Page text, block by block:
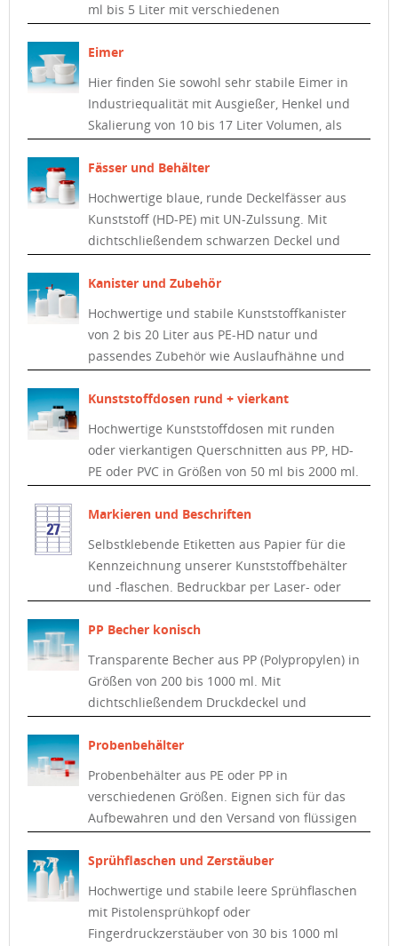
ml bis 5 Liter mit verschiedenen
Eimer
Hier finden Sie sowohl sehr stabile Eimer in
Industriequalität mit Ausgießer, Henkel und
Skalierung von 10 bis 17 Liter Volumen, als
verschiedenen Größen.
Fässer und Behälter
Hochwertige blaue, runde Deckelfässer aus
Kunststoff (HD-PE) mit UN-Zulssung. Mit
dichtschließendem schwarzen Deckel und
Kanister und Zubehör
Hochwertige und stabile Kunststoffkanister
von 2 bis 20 Liter aus PE-HD natur und
passendes Zubehör wie Auslaufhähne und
Kunststoffdosen rund + vierkant
Hochwertige Kunststoffdosen mit runden
oder vierkantigen Querschnitten aus PP, HD-
PE oder PVC in Größen von 50 ml bis 2000 ml.
Markieren und Beschriften
Selbstklebende Etiketten aus Papier für die
Kennzeichnung unserer Kunststoffbehälter
und -flaschen. Bedruckbar per Laser- oder
PP Becher konisch
Transparente Becher aus PP (Polypropylen) in
Größen von 200 bis 1000 ml. Mit
dichtschließendem Druckdeckel und
Probenbehälter
Probenbehälter aus PE oder PP in
verschiedenen Größen. Eignen sich für das
Aufbewahren und den Versand von flüssigen
Sprühflaschen und Zerstäuber
Hochwertige und stabile leere Sprühflaschen
mit Pistolensprühkopf oder
Fingerdruckzerstäuber von 30 bis 1000 ml